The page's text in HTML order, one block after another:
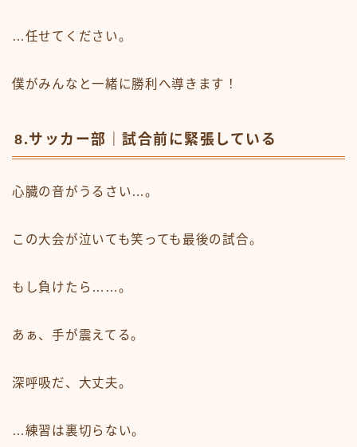
…任せてください。
僕がみんなと一緒に勝利へ導きます！
8.サッカー部｜試合前に緊張している
心臓の音がうるさい…。
この大会が泣いても笑っても最後の試合。
もし負けたら……。
あぁ、手が震えてる。
深呼吸だ、大丈夫。
…練習は裏切らない。